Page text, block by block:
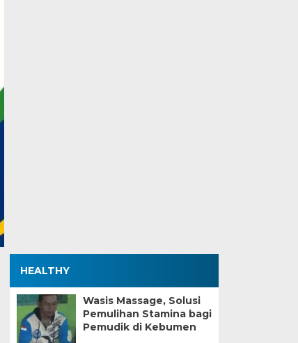
HEALTHY
Wasis Massage, Solusi
Pemulihan Stamina bagi
Pemudik di Kebumen